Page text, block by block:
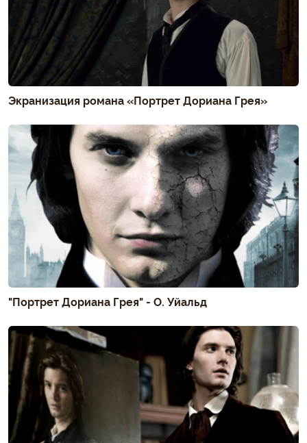
Экранизация романа «Портрет Дориана Грея»
"Портрет Дориана Грея" - О. Уйальд